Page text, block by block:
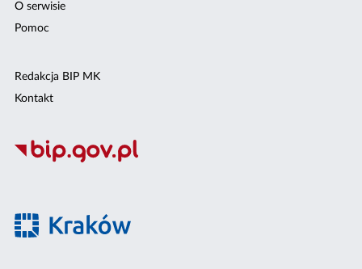
O serwisie
Pomoc
Redakcja BIP MK
Kontakt